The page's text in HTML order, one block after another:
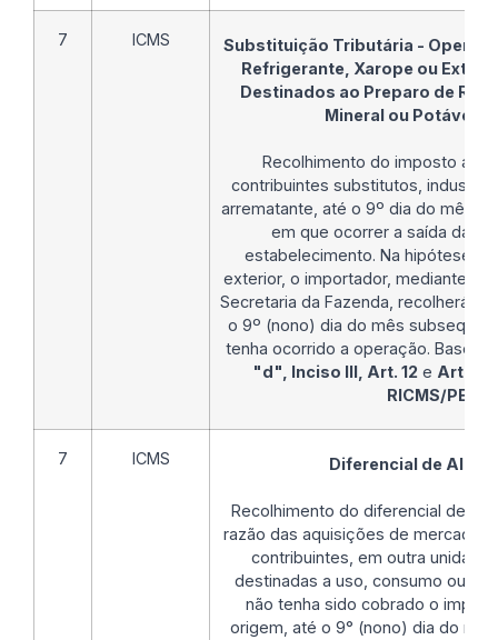
7 ICMS
Substituição Tributária -
Refrigerante, Xarope ou
Destinados ao Preparo de
Mineral ou Potável e
Recolhimento do imposto
contribuintes substitutos,
arrematante, até o 9º dia do mês
em que ocorrer a saída da
estabelecimento. Na hipótese
exterior, o importador, mediante
Secretaria da Fazenda, recolherá o
o 9º (nono) dia do mês
tenha ocorrido a operação. Base
"d", Inciso III, Art. 12 e Art.
RICMS/PE
7 ICMS Diferencial de
Recolhimento do diferencial de
razão das aquisições de
contribuintes, em outra unidade
destinadas a uso, consumo ou
não tenha sido cobrado o
origem, até o 9° (nono) dia do